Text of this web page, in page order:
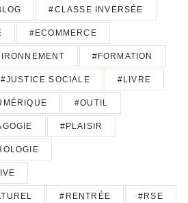
#CLASSE INVERSÉE
#ECOMMERCE
#FORMATION
#JUSTICE SOCIALE #LIVRE
#OUTIL
#PLAISIR
#RENTRÉE #RSE